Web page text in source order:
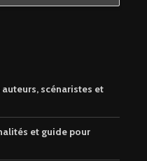
scénaristes et
et guide pour